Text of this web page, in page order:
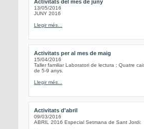
Activitats del mes de juny
13/05/2016
JUNY 2016
Llegir més...
Activitats per al mes de maig
15/04/2016
Taller familiar Laboratori de lectura : Quatre
de 5-9 anys.
Llegir més...
Activitats d'abril
09/03/2016
ABRIL 2016 Especial Setmana de Sant Jordi: